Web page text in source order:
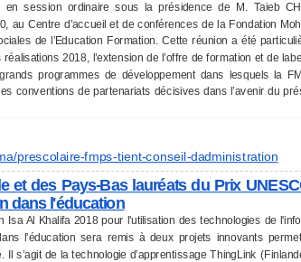
en session ordinaire sous la présidence de M. Taieb
au Centre d’accueil et de conférences de la Fondation
de l’Education Formation. Cette réunion a été
2018, l’extension de l’offre de formation et de
programmes de développement dans lesquels la
conventions de partenariats décisives dans l’avenir du
prescolaire-fmps-tient-conseil-dadministration
et des Pays-Bas lauréats du Prix
dans l'éducation
Isa Al Khalifa 2018 pour l'utilisation des technologies de
l'éducation sera remis à deux projets innovants
Il s’agit de la technologie d’apprentissage ThingLink